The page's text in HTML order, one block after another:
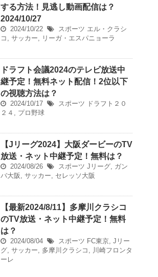
する方法！見逃し動画配信は？
2024/10/27
2024/10/22 スポーツ エル・クラシ
コ
サッカー リーガ・エスパニョーラ
ドラフト会議2024のテレビ放送中
継予定！無料ネット配信！2位以下
の視聴方法は？
2024/10/17 スポーツ ドラフト２０
２４
プロ野球
【Jリーグ2024】大阪ダービーのTV
放送・ネット中継予定！無料は？
2024/08/26 スポーツ Jリーグ ガン
バ大阪
サッカー セレッソ大阪
【最新2024/8/11】多摩川クラシコ
のTV放送・ネット中継予定！無料
は？
2024/08/04 スポーツ FC東京 Jリー
グ サッカー 多摩川クラシコ
川崎フロンタ
ーレ